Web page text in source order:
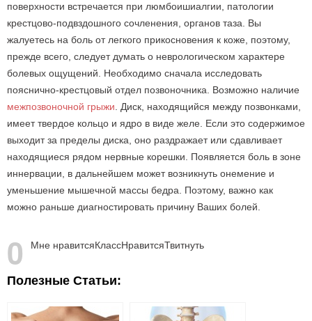
поверхности встречается при люмбоишиалгии, патологии
крестцово-подвздошного сочленения, органов таза. Вы
жалуетесь на боль от легкого прикосновения к коже, поэтому,
прежде всего, следует думать о неврологическом характере
болевых ощущений. Необходимо сначала исследовать
пояснично-крестцовый отдел позвоночника. Возможно наличие
межпозвоночной грыжи . Диск, находящийся между позвонками,
имеет твердое кольцо и ядро в виде желе. Если это содержимое
выходит за пределы диска, оно раздражает или сдавливает
находящиеся рядом нервные корешки. Появляется боль в зоне
иннервации, в дальнейшем может возникнуть онемение и
уменьшение мышечной массы бедра. Поэтому, важно как
можно раньше диагностировать причину Ваших болей.
0 Мне нравитсяКлассНравитсяТвитнуть
Полезные Статьи: